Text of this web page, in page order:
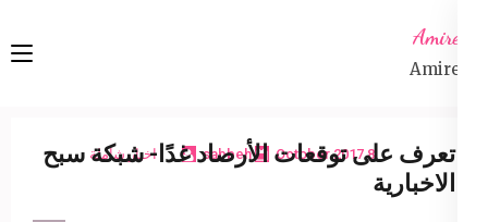
content
Amireta
Amireta
8 October 2017
sabbeh اخبار شاملة
تعرف على توقعات الأرصاد غدًا- شبكة سبح
الاخبارية